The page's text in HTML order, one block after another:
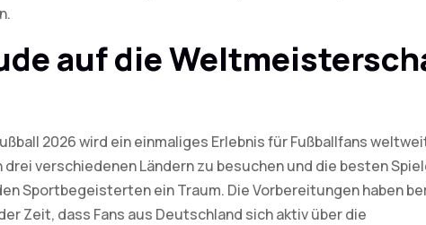
auf die
2026 wird ein einmaliges Erlebnis für Fußballfans
drei verschiedenen Ländern zu besuchen und die besten
Sportbegeisterten ein Traum. Die Vorbereitungen haben
Zeit, dass Fans aus Deutschland sich aktiv über die